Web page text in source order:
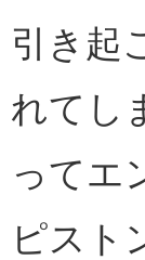
引き起
れてし
ってエ
ピスト